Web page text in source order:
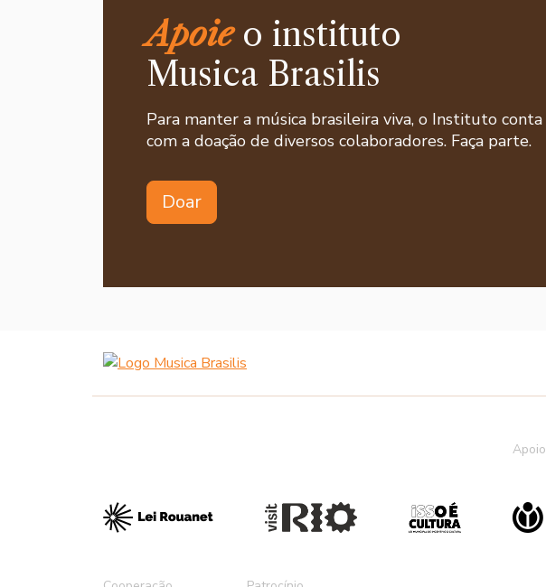
Apoieo instituto
Musica Brasilis
Para manter a música brasileira viva, o Instituto conta
com a doação de diversos colaboradores. Faça parte.
Doar
Apoio